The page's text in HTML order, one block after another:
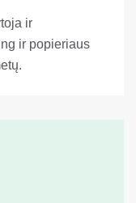
ir
ir popieriaus